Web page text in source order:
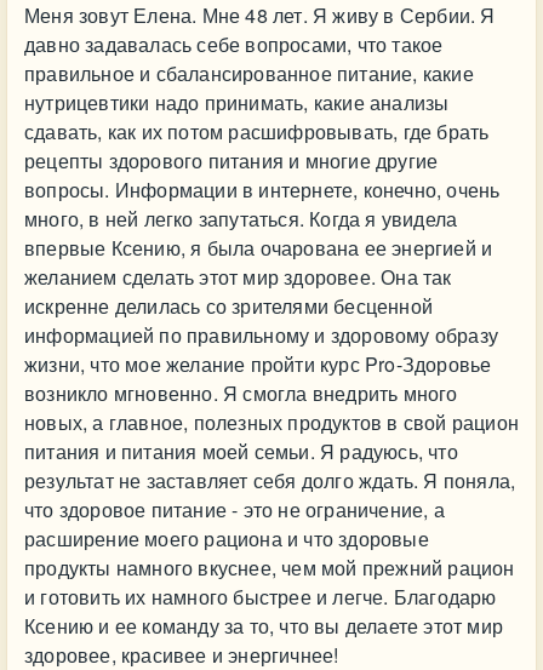
Меня зовут Елена. Мне 48 лет. Я живу в Сербии. Я
давно задавалась себе вопросами, что такое
правильное и сбалансированное питание, какие
нутрицевтики надо принимать, какие анализы
сдавать, как их потом расшифровывать, где брать
рецепты здорового питания и многие другие
вопросы. Информации в интернете, конечно, очень
много, в ней легко запутаться. Когда я увидела
впервые Ксению, я была очарована ее энергией и
желанием сделать этот мир здоровее. Она так
искренне делилась со зрителями бесценной
информацией по правильному и здоровому образу
жизни, что мое желание пройти курс Pro-Здоровье
возникло мгновенно. Я смогла внедрить много
новых, а главное, полезных продуктов в свой рацион
питания и питания моей семьи. Я радуюсь, что
результат не заставляет себя долго ждать. Я поняла,
что здоровое питание - это не ограничение, а
расширение моего рациона и что здоровые
продукты намного вкуснее, чем мой прежний рацион
и готовить их намного быстрее и легче. Благодарю
Ксению и ее команду за то, что вы делаете этот мир
здоровее, красивее и энергичнее!